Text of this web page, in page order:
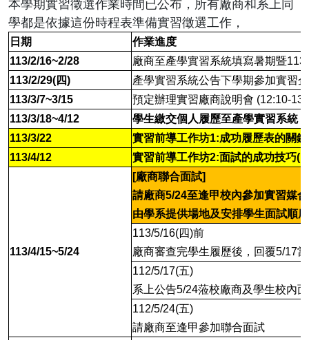
本學期實習徵選作業時間已公布，所有廠商和系上同
學都是依據這份時程表準備實習徵選工作，
日期
作業進度
113/2/16~2/28
廠商至產學實習系統填寫暑期暨
113/2/29(四)
產學實習系統公告下學期參加實習
113/3/7~3/15
預定辦理實習廠商說明會 (12:10-
113/3/18~4/12
學生繳交個人履歷至產學實習系統
113/3/22
實習前導工作坊1:成功履歷表的關
113/4/12
實習前導工作坊2:面試的成功技巧
113/4/15~5/24
[廠商聯合面試]
請廠商5/24至逢甲校內參加實習媒
由學系提供場地及安排學生面試順序
113/5/16(四)前
廠商審查完學生履歷後，回覆5/17
112/5/17(五)
系上公告5/24蒞校廠商及學生校內
112/5/24(五)
請廠商至逢甲參加聯合面試